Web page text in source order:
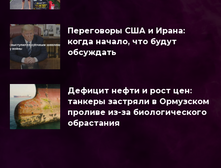
Переговоры США и Ирана:
когда начало, что будут
обсуждать
Дефицит нефти и рост цен:
танкеры застряли в Ормузском
проливе из-за биологического
обрастания